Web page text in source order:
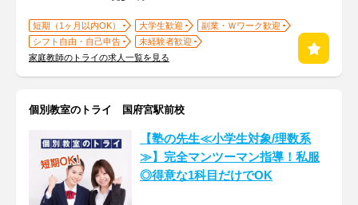
短期（1ヶ月以内OK） 大学生歓迎
副業・Ｗワーク歓迎
シフト自由・自己申告
未経験者歓迎
家庭教師のトライの求人一覧を見る
個別教室のトライ 国府宮駅前校
【塾の先生≪小学生対象/理数系
≫】完全マンツーマン指導！私服
◎得意な1科目だけでOK